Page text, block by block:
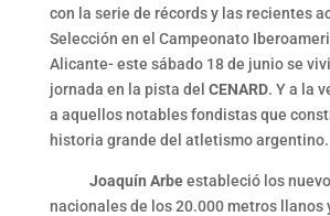
con la serie de récords y las recientes
Selección en el Campeonato
Alicante- este sábado 18 de junio se
jornada en la pista del CENARD. Y a la
a aquellos notables fondistas que
historia grande del atletismo argentino.
Joaquín Arbeestableció los
nacionales de los 20.000 metros llanos